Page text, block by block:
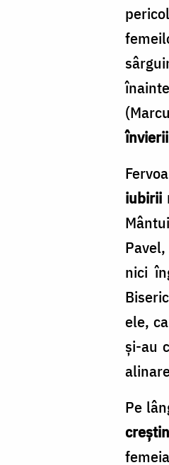
iubirii
nici
ele,
și-au
Pe